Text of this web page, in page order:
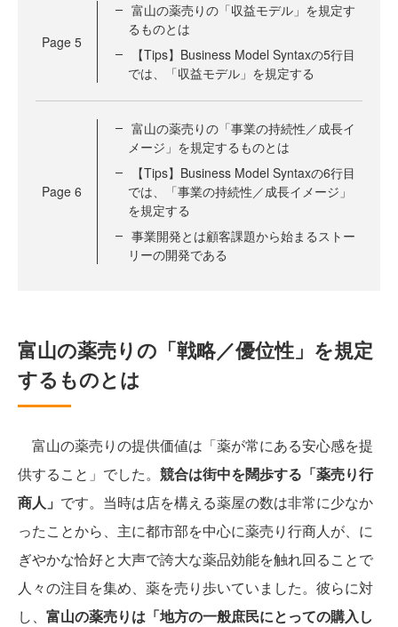
Page 5
富山の薬売りの「収益モデル」を規定す
るものとは
【Tips】Business Model Syntaxの5行目
では、「収益モデル」を規定する
Page 6
富山の薬売りの「事業の持続性／成長イ
メージ」を規定するものとは
【Tips】Business Model Syntaxの6行目
では、「事業の持続性／成長イメージ」
を規定する
事業開発とは顧客課題から始まるストー
リーの開発である
富山の薬売りの「戦略／優位性」を規定
するものとは
富山の薬売りの提供価値は「薬が常にある安心感を提
供すること」でした。 競合は街中を闊歩する「薬売り行
商人」 です。当時は店を構える薬屋の数は非常に少なか
ったことから、主に都市部を中心に薬売り行商人が、に
ぎやかな恰好と大声で誇大な薬品効能を触れ回ることで
人々の注目を集め、薬を売り歩いていました。彼らに対
し、 富山の薬売りは「地方の一般庶民にとっての購入し